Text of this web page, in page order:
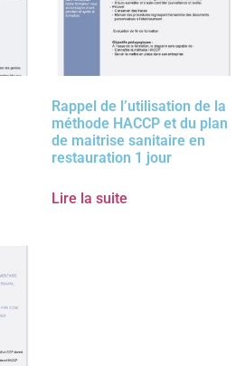
Rappel de l’utilisation de la
méthode HACCP et du plan
de maitrise sanitaire en
restauration 1 jour
Lire la suite